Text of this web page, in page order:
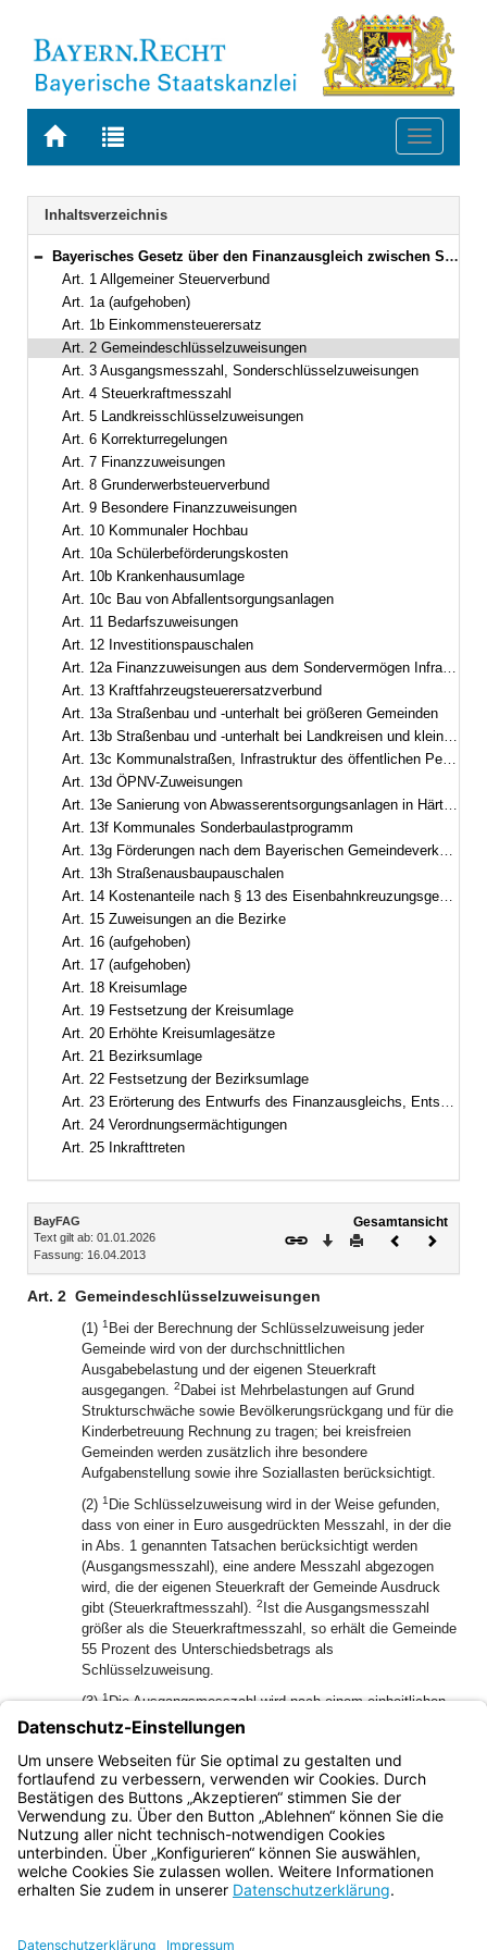
Zur
BAYERN.RECHT
Zur
letzten
Suche
Toggle
Navigation
Inhaltsverzeichnis
Bereich reduzieren
Bayerisches Gesetz über den Finanzausgleich zwischen Staat, Gemeinden und Gemeindeverbänden (Bayerisches Finanzausgleichsgesetz – BayFAG) in der Fassung der Bekanntmachung vom 16. April 2013 (GVBl. S. 210) BayRS 605-1-F (Art. 1–25)
Art. 1 Allgemeiner Steuerverbund
Art. 1a (aufgehoben)
Art. 1b Einkommensteuerersatz
Art. 2 Gemeindeschlüsselzuweisungen
Art. 3 Ausgangsmesszahl, Sonderschlüsselzuweisungen
Art. 4 Steuerkraftmesszahl
Art. 5 Landkreisschlüsselzuweisungen
Art. 6 Korrekturregelungen
Art. 7 Finanzzuweisungen
Art. 8 Grunderwerbsteuerverbund
Art. 9 Besondere Finanzzuweisungen
Art. 10 Kommunaler Hochbau
Art. 10a Schülerbeförderungskosten
Art. 10b Krankenhausumlage
Art. 10c Bau von Abfallentsorgungsanlagen
Art. 11 Bedarfszuweisungen
Art. 12 Investitionspauschalen
Art. 12a Finanzzuweisungen aus dem Sondervermögen Infrastruktur und Klimaneutralität des Bundes
Art. 13 Kraftfahrzeugsteuerersatzverbund
Art. 13a Straßenbau und -unterhalt bei größeren Gemeinden
Art. 13b Straßenbau und -unterhalt bei Landkreisen und kleineren Gemeinden
Art. 13c Kommunalstraßen, Infrastruktur des öffentlichen Personennahverkehrs
Art. 13d ÖPNV-Zuweisungen
Art. 13e Sanierung von Abwasserentsorgungsanlagen in Härtefällen
Art. 13f Kommunales Sonderbaulastprogramm
Art. 13g Förderungen nach dem Bayerischen Gemeindeverkehrsfinanzierungsgesetz
Art. 13h Straßenausbaupauschalen
Art. 14 Kostenanteile nach § 13 des Eisenbahnkreuzungsgesetzes
Art. 15 Zuweisungen an die Bezirke
Art. 16 (aufgehoben)
Art. 17 (aufgehoben)
Art. 18 Kreisumlage
Art. 19 Festsetzung der Kreisumlage
Art. 20 Erhöhte Kreisumlagesätze
Art. 21 Bezirksumlage
Art. 22 Festsetzung der Bezirksumlage
Art. 23 Erörterung des Entwurfs des Finanzausgleichs, Entscheidungsgrundlagen
Art. 24 Verordnungsermächtigungen
Art. 25 Inkrafttreten
Inhalt
BayFAG
Text gilt ab: 01.01.2026
Fassung: 16.04.2013
Gesamtansicht
Download
DruckenVorheriges
Art. 2 Gemeindeschlüsselzuweisungen
(1) 1 Bei der Berechnung der Schlüsselzuweisung jeder
Gemeinde wird von der durchschnittlichen
Ausgabebelastung und der eigenen Steuerkraft
ausgegangen. 2 Dabei ist Mehrbelastungen auf Grund
Strukturschwäche sowie Bevölkerungsrückgang und für die
Kinderbetreuung Rechnung zu tragen; bei kreisfreien
Gemeinden werden zusätzlich ihre besondere
Aufgabenstellung sowie ihre Soziallasten berücksichtigt.
(2) 1 Die Schlüsselzuweisung wird in der Weise gefunden,
dass von einer in Euro ausgedrückten Messzahl, in der die
in Abs. 1 genannten Tatsachen berücksichtigt werden
(Ausgangsmesszahl), eine andere Messzahl abgezogen
wird, die der eigenen Steuerkraft der Gemeinde Ausdruck
gibt (Steuerkraftmesszahl). 2 Ist die Ausgangsmesszahl
größer als die Steuerkraftmesszahl, so erhält die Gemeinde
55 Prozent des Unterschiedsbetrags als
Schlüsselzuweisung.
(3)1Die Ausgangsmesszahl wird nach einem einheitlichen
Grundbetrag berechnet. Der Grundbetrag wird für jedes
Haushaltsjahr so festgesetzt, dass der als
Gemeindeschlüsselmasse (Art. 1) zur Verfügung stehende
Betrag aufgebraucht wird.
Bayern.de
BayernPortal
Impressum